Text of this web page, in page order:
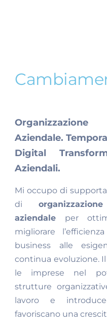
Organizzazione
Aziendale.
Digital
Aziendali.
Mi occupo di
di
aziendale per
migliorare
business alle
continua evoluzione.
le imprese nel
strutture
lavoro e
favoriscano una